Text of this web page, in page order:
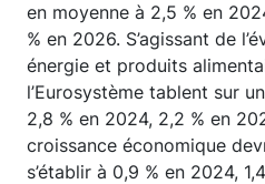
en moyenne à 2,5 % en
% en 2026. S’agissant de
énergie et produits
l’Eurosystème tablent sur
2,8 % en 2024, 2,2 % en
croissance économique
s’établir à 0,9 % en 2024,